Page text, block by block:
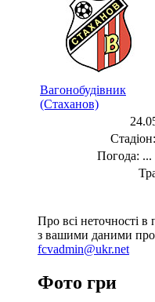
Вагонобудівник
(Стаханов)
Стадіон:
Погода: ...
Про всі неточності в
з вашими даними
fcvadmin@ukr.net
Фото гри